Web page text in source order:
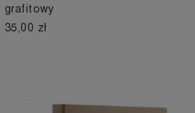
grafitowy
35,00 zł